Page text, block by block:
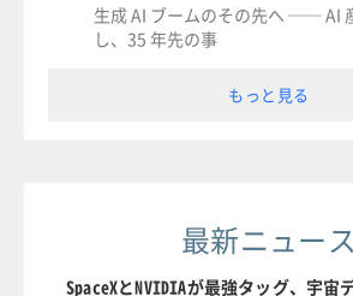
生成 AI ブームのその先へ ── AI
し、35 年先の事
もっと見る
最新ニュース
SpaceXとNVIDIAが最強タッグ、宇宙